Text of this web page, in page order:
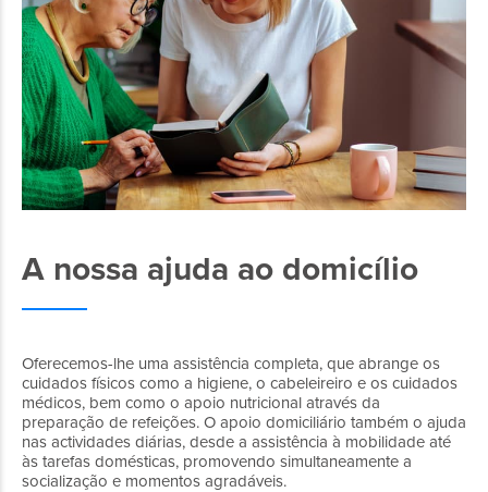
A nossa ajuda ao domicílio
Oferecemos-lhe uma assistência completa, que abrange os
cuidados físicos como a higiene, o cabeleireiro e os cuidados
médicos, bem como o apoio nutricional através da
preparação de refeições. O apoio domiciliário também o ajuda
nas actividades diárias, desde a assistência à mobilidade até
às tarefas domésticas, promovendo simultaneamente a
socialização e momentos agradáveis.